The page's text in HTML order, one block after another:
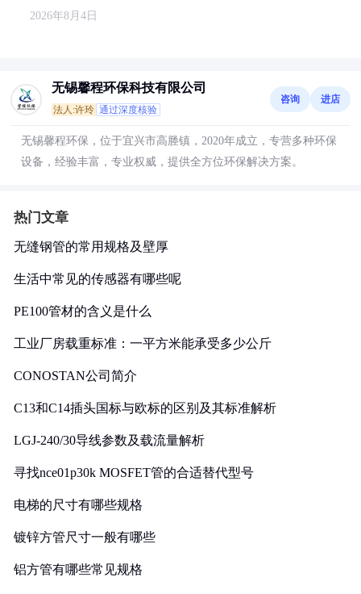
2026年8月4日
无锡馨程环保科技有限公司
法人:许玲 通过深度核验
咨询 进店
无锡馨程环保，位于宜兴市高塍镇，2020年成立，专营多种环保
设备，经验丰富，专业权威，提供全方位环保解决方案。
热门文章
无缝钢管的常用规格及壁厚
生活中常见的传感器有哪些呢
PE100管材的含义是什么
工业厂房载重标准：一平方米能承受多少公斤
CONOSTAN公司简介
C13和C14插头国标与欧标的区别及其标准解析
LGJ-240/30导线参数及载流量解析
寻找nce01p30k MOSFET管的合适替代型号
电梯的尺寸有哪些规格
镀锌方管尺寸一般有哪些
铝方管有哪些常见规格